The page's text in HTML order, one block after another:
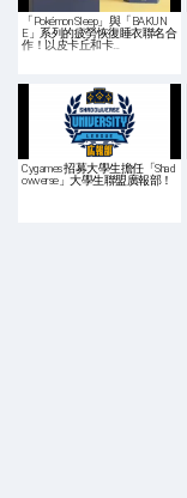
「Pokémon Sleep」與「BAKUN
E」系列的疲勞恢復睡衣聯名合
作！以皮卡丘和卡…
Cygames 招募大學生擔任「Shad
owverse」大學生聯盟廣報部！